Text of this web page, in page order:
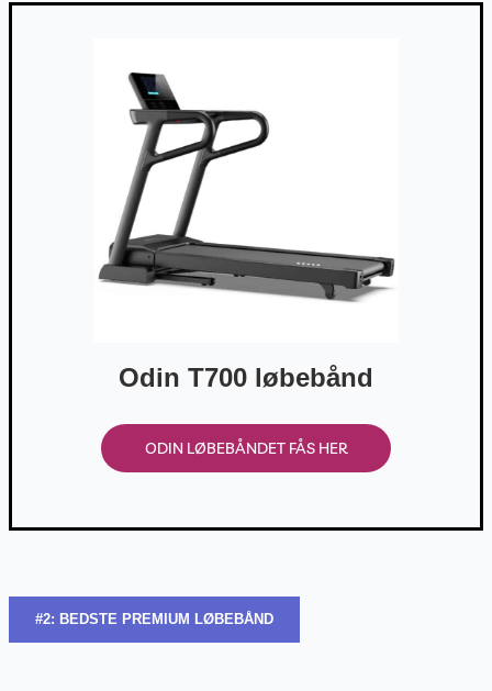
Odin T700 løbebånd
ODIN LØBEBÅNDET FÅS HER
#2: BEDSTE PREMIUM LØBEBÅND